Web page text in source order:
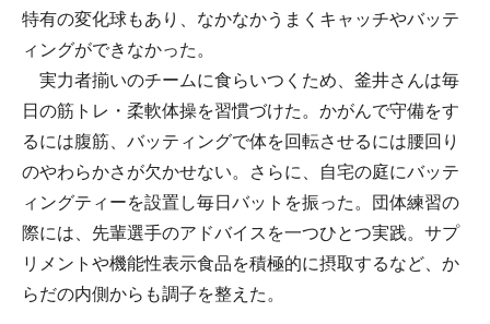
特有の変化球もあり、なかなかうまくキャッチやバッテ
ィングができなかった。
実力者揃いのチームに食らいつくため、釜井さんは毎
日の筋トレ・柔軟体操を習慣づけた。かがんで守備をす
るには腹筋、バッティングで体を回転させるには腰回り
のやわらかさが欠かせない。さらに、自宅の庭にバッテ
ィングティーを設置し毎日バットを振った。団体練習の
際には、先輩選手のアドバイスを一つひとつ実践。サプ
リメントや機能性表示食品を積極的に摂取するなど、か
らだの内側からも調子を整えた。